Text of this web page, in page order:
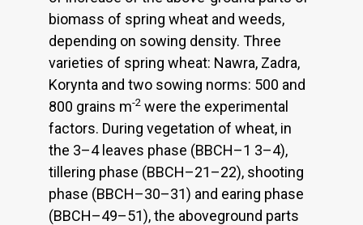
biomass of spring wheat and weeds,
depending on sowing density. Three
varieties of spring wheat: Nawra, Zadra,
Korynta and two sowing norms: 500 and
800 grains m-2 were the experimental
factors. During vegetation of wheat, in
the 3–4 leaves phase (BBCH–1 3–4),
tillering phase (BBCH–21–22), shooting
phase (BBCH–30–31) and earing phase
(BBCH–49–51), the aboveground parts